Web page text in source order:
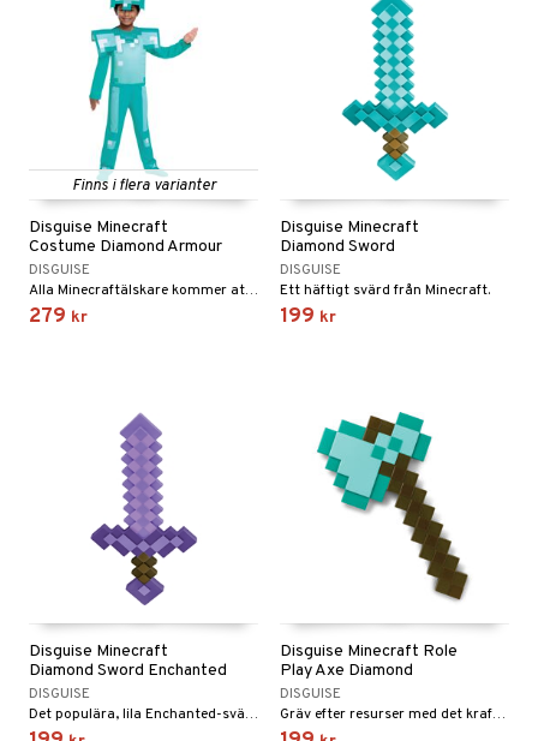
Finns i flera varianter
Disguise Minecraft
Costume Diamond Armour
DISGUISE
Alla Minecraftälskare kommer att ha kul i den här dräkten!
279 kr
Disguise Minecraft
Diamond Sword
DISGUISE
Ett häftigt svärd från Minecraft.
199 kr
Disguise Minecraft
Diamond Sword Enchanted
DISGUISE
Det populära, lila Enchanted-svärdet!
Disguise Minecraft Role
Play Axe Diamond
DISGUISE
Gräv efter resurser med det kraftfulla verktyget!